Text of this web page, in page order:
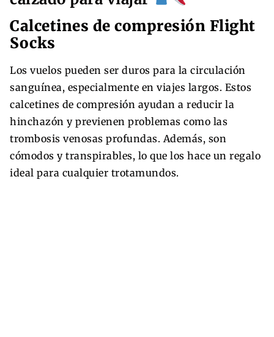
Calcetines de compresión Flight
Socks
Los vuelos pueden ser duros para la circulación
sanguínea, especialmente en viajes largos. Estos
calcetines de compresión ayudan a reducir la
hinchazón y previenen problemas como las
trombosis venosas profundas. Además, son
cómodos y transpirables, lo que los hace un regalo
ideal para cualquier trotamundos.